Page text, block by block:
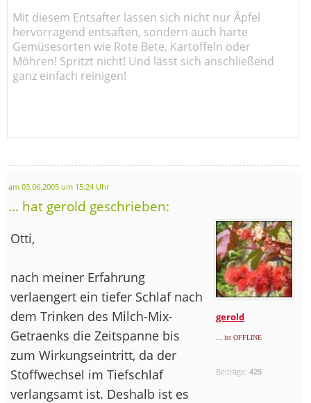
Mit diesem Entsafter lassen sich nicht nur Äpfel
hervorragend entsaften, sondern auch harte
Gemüsesorten wie Rote Bete, Kartoffeln oder
Möhren! Spritzt nicht! Und lässt sich anschließend
ganz einfach reinigen!
am 03.06.2005 um 15:24 Uhr
... hat gerold geschrieben:
gerold
... ist OFFLINE
Beiträge:425
Otti,
nach meiner Erfahrung
verlaengert ein tiefer Schlaf nach
dem Trinken des Milch-Mix-
Getraenks die Zeitspanne bis
zum Wirkungseintritt, da der
Stoffwechsel im Tiefschlaf
verlangsamt ist. Deshalb ist es